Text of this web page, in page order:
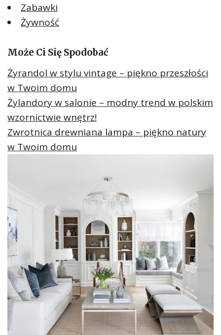
Zabawki
Żywność
Może Ci Się Spodobać
Żyrandol w stylu vintage – piękno przeszłości
w Twoim domu
Żylandory w salonie – modny trend w polskim
wzornictwie wnętrz!
Zwrotnica drewniana lampa – piękno natury
w Twoim domu